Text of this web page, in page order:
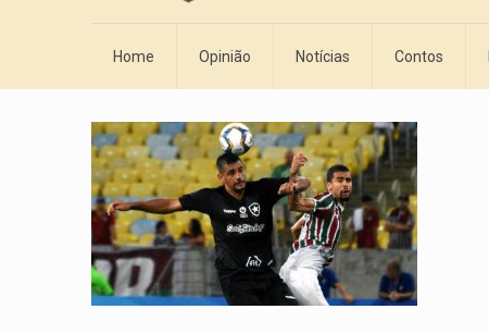
Home Opinião Notícias Contos